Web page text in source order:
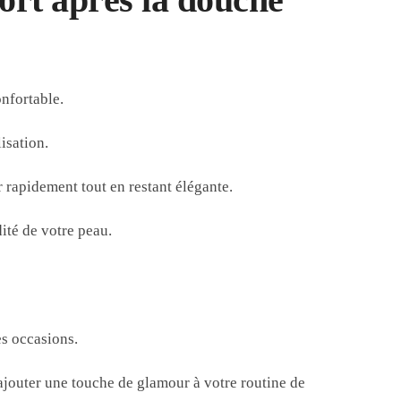
tout en restant élégante.
de votre peau.
occasions.
une touche de glamour à votre routine de